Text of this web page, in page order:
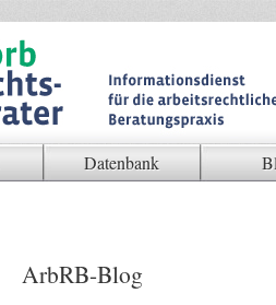
Datenbank
ArbRB-Blog